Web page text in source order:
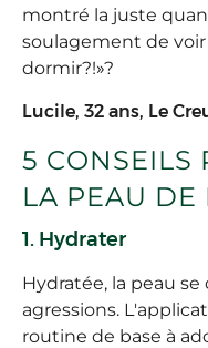
montré la juste
soulagement de
dormir?!»?
Lucile, 32 ans, Le
5 CONSEILS
LA PEAU DE
1. Hydrater
Hydratée, la peau
agressions.
routine de base à